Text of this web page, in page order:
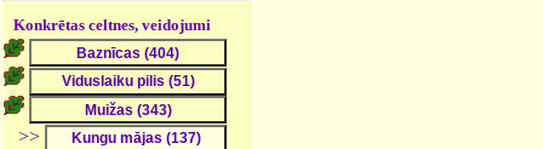
Konkrētas celtnes, veidojumi
>>